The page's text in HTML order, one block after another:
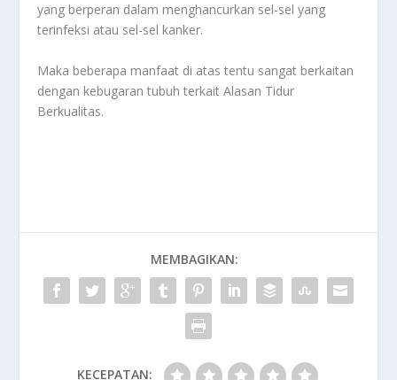
yang berperan dalam menghancurkan sel-sel yang
terinfeksi atau sel-sel kanker.
Maka beberapa manfaat di atas tentu sangat berkaitan
dengan kebugaran tubuh terkaitAlasan Tidur
Berkualitas.
MEMBAGIKAN:
KECEPATAN: